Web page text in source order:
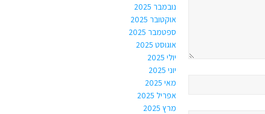
נובמבר 2025
אוקטובר 2025
ספטמבר 2025
אוגוסט 2025
יולי 2025
יוני 2025
מאי 2025
אפריל 2025
מרץ 2025